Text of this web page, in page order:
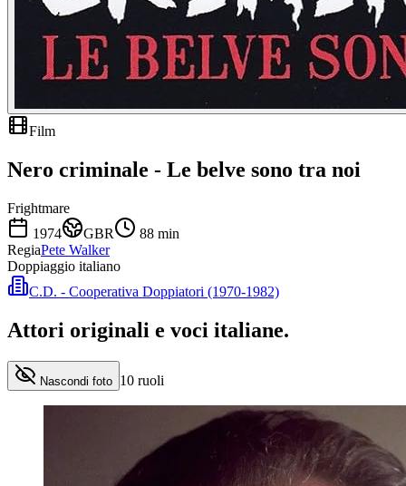
Film
Nero criminale - Le belve sono tra noi
Frightmare
1974
GBR 88 min
RegiaPete Walker
Doppiaggio italiano
C.D. - Cooperativa Doppiatori (1970-1982)
Attori originali e voci italiane.
Nascondi foto 10 ruoli